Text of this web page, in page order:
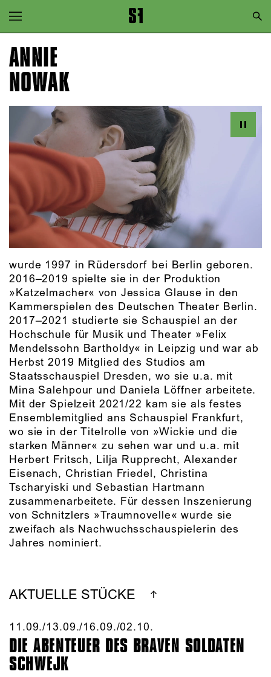
Zur Hauptnavigation springen
Zum Hauptinhalt springen
Zum Footer springen
ANNIE
NOWAK
wurde 1997 in Rüdersdorf bei Berlin geboren.
2016–2019 spielte sie in der Produktion
»Katzelmacher« von Jessica Glause in den
Kammerspielen des Deutschen Theater Berlin.
2017–2021 studierte sie Schauspiel an der
Hochschule für Musik und Theater »Felix
Mendelssohn Bartholdy« in Leipzig und war ab
Herbst 2019 Mitglied des Studios am
Staatsschauspiel Dresden, wo sie u.a. mit
Mina Salehpour und Daniela Löffner arbeitete.
Mit der Spielzeit 2021/22 kam sie als festes
Ensemblemitglied ans Schauspiel Frankfurt,
wo sie in der Titelrolle von »Wickie und die
starken Männer« zu sehen war und u.a. mit
Herbert Fritsch, Lilja Rupprecht, Alexander
Eisenach, Christian Friedel, Christina
Tscharyiski und Sebastian Hartmann
zusammenarbeitete. Für dessen Inszenierung
von Schnitzlers »Traumnovelle« wurde sie
zweifach als Nachwuchsschauspielerin des
Jahres nominiert.
AKTUELLE STÜCKE
11.09./​13.09./​16.09./​02.10.​
DIE ABENTEUER DES BRAVEN SOLDATEN
SCHWEJK